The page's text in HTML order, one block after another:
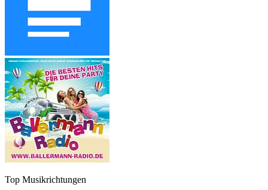
Top Musikrichtungen